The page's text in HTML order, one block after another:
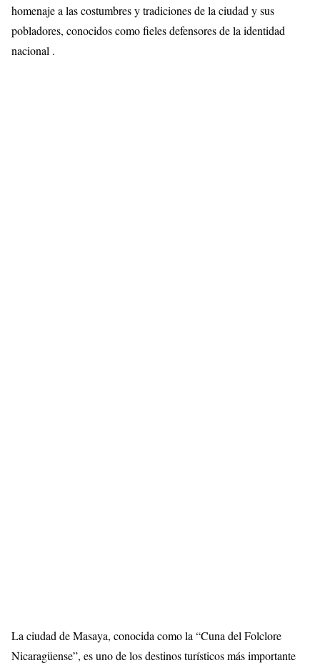
homenaje a las costumbres y tradiciones de la ciudad y sus
pobladores, conocidos como fieles defensores de la identidad
nacional .
La ciudad de Masaya, conocida como la “Cuna del Folclore
Nicaragüense”, es uno de los destinos turísticos más importante